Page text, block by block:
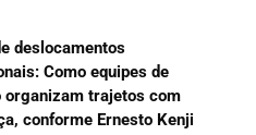
deslocamentos
Como equipes de
organizam trajetos com
conforme Ernesto Kenji